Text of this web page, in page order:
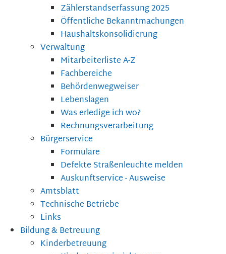
Zählerstandserfassung 2025
Öffentliche Bekanntmachungen
Haushaltskonsolidierung
Verwaltung
Mitarbeiterliste A-Z
Fachbereiche
Behördenwegweiser
Lebenslagen
Was erledige ich wo?
Rechnungsverarbeitung
Bürgerservice
Formulare
Defekte Straßenleuchte melden
Auskunftservice - Ausweise
Amtsblatt
Technische Betriebe
Links
Bildung & Betreuung
Kinderbetreuung